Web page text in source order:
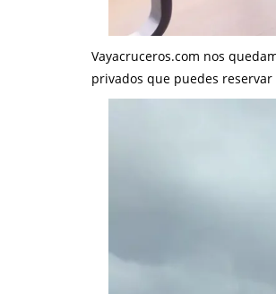
Vayacruceros.com nos
privados que puedes